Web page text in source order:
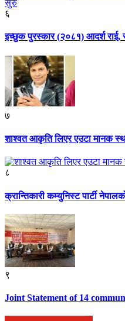
६
इच्छुक पुरस्कार (२०८१) आदर्श
७
शाश्वत आकृति लिएर एउटा मानक
८
क्रान्तिकारी कम्युनिस्ट पार्टी
९
Joint Statement of 14